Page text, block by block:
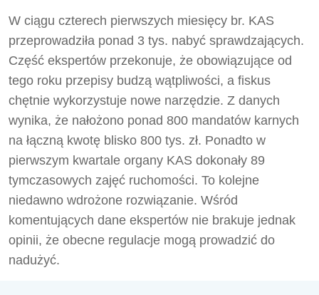
W ciągu czterech pierwszych miesięcy br. KAS
przeprowadziła ponad 3 tys. nabyć sprawdzających.
Część ekspertów przekonuje, że obowiązujące od
tego roku przepisy budzą wątpliwości, a fiskus
chętnie wykorzystuje nowe narzędzie. Z danych
wynika, że nałożono ponad 800 mandatów karnych
na łączną kwotę blisko 800 tys. zł. Ponadto w
pierwszym kwartale organy KAS dokonały 89
tymczasowych zajęć ruchomości. To kolejne
niedawno wdrożone rozwiązanie. Wśród
komentujących dane ekspertów nie brakuje jednak
opinii, że obecne regulacje mogą prowadzić do
nadużyć.